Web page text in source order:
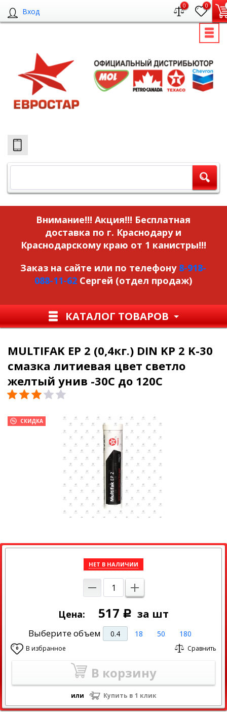
Вход
0 0
Внимание!!! Акция!!! Бесплатная
доставка по г. Краснодару и
Краснодарскому краю от 1 канистры!!!
Заказ на сайте или по телефону 8-918-
088-11-62 Сергей (отдел продаж)
КАТАЛОГ ТОВАРОВ
MULTIFAK EP 2 (0,4кг.) DIN KP 2 K-30
смазка литиевая цвет светло
желтый унив -30С до 120С
СКИДКА
НЕТ В НАЛИЧИИ
Цена: 517 Р за шт
Выберите объем 0.4 18 50 180
0 В избранное Сравнить
В корзину
или Купить в 1 клик